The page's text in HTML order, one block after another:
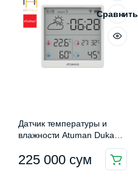
Сравнить
Датчик температуры и
влажности Atuman Duka
225 000 сум